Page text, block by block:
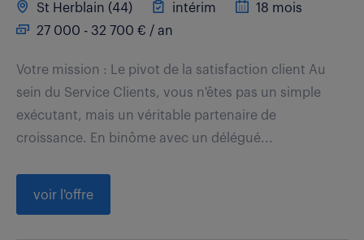
St Herblain (44) intérim
18 mois
27 000 - 32 700 € / an
Votre mission : Le pivot de la satisfaction client Au
sein du Service Clients, vous n'êtes pas un simple
exécutant, mais un véritable partenaire de
croissance. En binôme avec un délégué...
voir l'offre